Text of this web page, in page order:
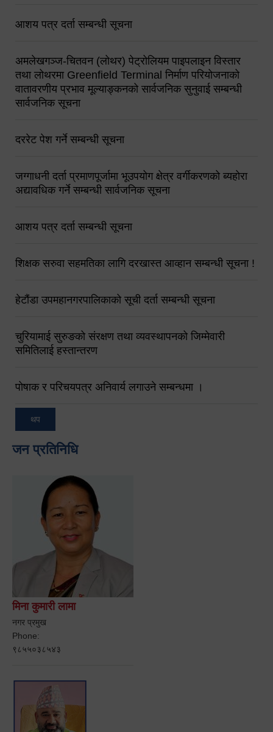
आशय पत्र दर्ता सम्बन्धी सूचना
अमलेखगञ्ज-चितवन (लोथर) पेट्रोलियम पाइपलाइन विस्तार
तथा लोथरमा Greenfield Terminal निर्माण परियोजनाको
वातावरणीय प्रभाव मूल्याङ्कनको सार्वजनिक सुनुवाई सम्बन्धी
सार्वजनिक सूचना
दररेट पेश गर्ने सम्बन्धी सूचना
जग्गाधनी दर्ता प्रमाणपूर्जामा भूउपयोग क्षेत्र वर्गीकरणको ब्यहोरा
अद्यावधिक गर्ने सम्बन्धी सार्वजनिक सूचना
आशय पत्र दर्ता सम्बन्धी सूचना
शिक्षक सरुवा सहमतिका लागि दरखास्त आव्हान सम्बन्धी सूचना !
हेटौंडा उपमहानगरपालिकाको सूची दर्ता सम्बन्धी सूचना
चुरियामाई सुरुङको संरक्षण तथा व्यवस्थापनको जिम्मेवारी
समितिलाई हस्तान्तरण
पोषाक र परिचयपत्र अनिवार्य लगाउने सम्बन्धमा ।
थप
जन प्रतिनिधि
मिना कुमारी लामा
नगर प्रमुख
Phone:
९८५५०३८५४३